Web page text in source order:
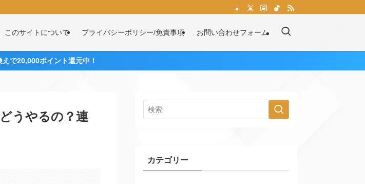
このサイトについて プライバシーポリシー/免責事項 お問い合わせフォーム
で20,000ポイント還元中！
うやるの？連
カテゴリー